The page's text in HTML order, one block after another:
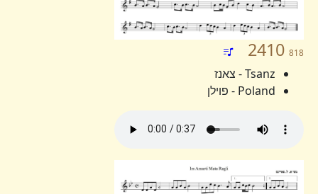
2410 818
Tsanz - צאנז
Poland - פוילן